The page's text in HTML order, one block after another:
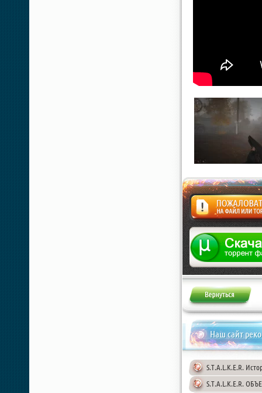
Жалоба
Наш сайт
S.T.A.L.K.E.R.
S.T.A.L.K.E.R.